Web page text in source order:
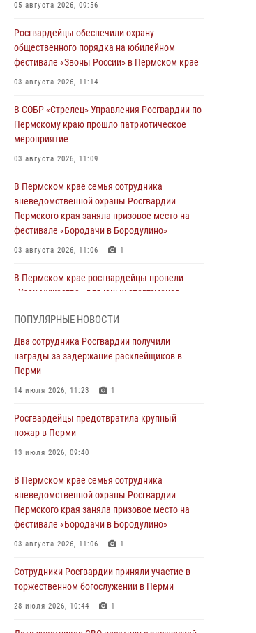
05 августа 2026, 09:56
Росгвардейцы обеспечили охрану
общественного порядка на юбилейном
фестивале «Звоны России» в Пермском крае
03 августа 2026, 11:14
В СОБР «Стрелец» Управления Росгвардии по
Пермскому краю прошло патриотическое
мероприятие
03 августа 2026, 11:09
В Пермском крае семья сотрудника
вневедомственной охраны Росгвардии
Пермского края заняла призовое место на
фестивале «Бородачи в Бородулино»
03 августа 2026, 11:06 1
В Пермском крае росгвардейцы провели
«Урок мужества» для юных спортсменов
Росгвардеец спас тонущую женщину в
Пермском крае
30 июля 2026, 05:19
торжественном богослужении в Перми
28 июля 2026, 10:44
при задержании участников преступной
группы в Пермском крае
28 июля 2026, 06:15
Сотрудник СОБР «Стрелец» провели встречу
Росгвардией»
24 июля 2026, 08:45 2
ПОПУЛЯРНЫЕ НОВОСТИ
Два сотрудника Росгвардии получили
награды за задержание расклейщиков в
Перми
14 июля 2026, 11:23 1
Росгвардейцы предотвратила крупный
пожар в Перми
13 июля 2026, 09:40
В Пермском крае семья сотрудника
вневедомственной охраны Росгвардии
Пермского края заняла призовое место на
фестивале «Бородачи в Бородулино»
03 августа 2026, 11:06 1
Сотрудники Росгвардии приняли участие в
торжественном богослужении в Перми
28 июля 2026, 10:44 1